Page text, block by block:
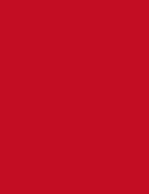
犬最適合開始訓
。3-16週是社會
廁訓練需要多久
」，並引導至適
軟或拉稀。如果
「鬧脾氣」。冬
天補充水分，可
重點提醒：換季
助毛孩適應！ 貓
擔心！其實只要
掉毛情況。從梳
能幫助貓咪維持
器就是各種梳子
梳理可以幫貓咪
觀察一下貓咪的
貓碗$300貓窩
一次性養貓
的「寶座」，當